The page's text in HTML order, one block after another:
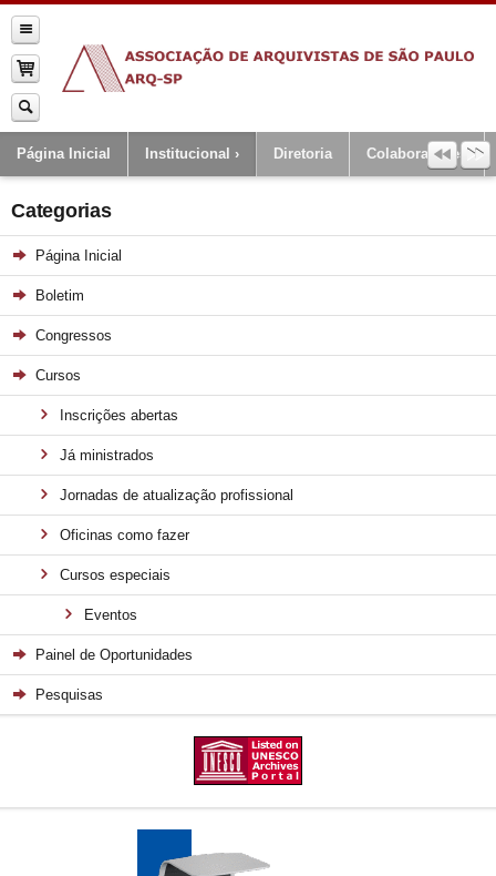
Página Inicial Institucional Diretoria Colaboradores
Categorias
Página Inicial
Boletim
Congressos
Cursos
Inscrições abertas
Já ministrados
Jornadas de atualização profissional
Oficinas como fazer
Cursos especiais
Eventos
Painel de Oportunidades
Pesquisas